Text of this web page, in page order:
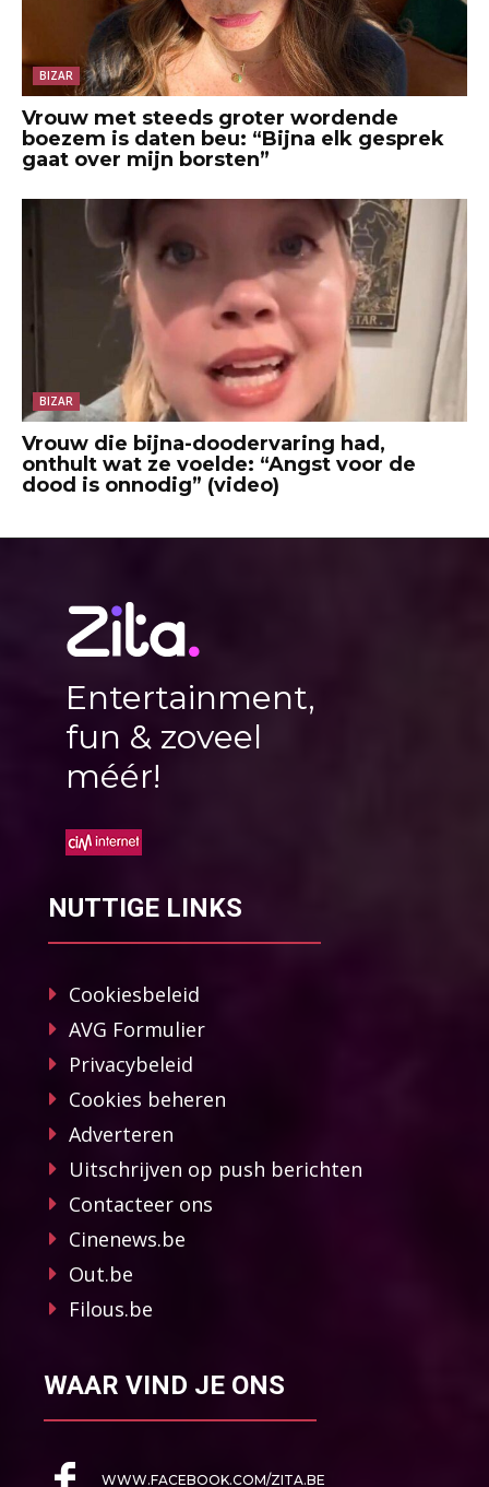
BIZAR
Vrouw met steeds groter wordende
boezem is daten beu: “Bijna elk gesprek
gaat over mijn borsten”
BIZAR
Vrouw die bijna-doodervaring had,
onthult wat ze voelde: “Angst voor de
dood is onnodig” (video)
Entertainment,
fun & zoveel
méér!
NUTTIGE LINKS
Cookiesbeleid
AVG Formulier
Privacybeleid
Cookies beheren
Adverteren
Uitschrijven op push berichten
Contacteer ons
Cinenews.be
Out.be
Filous.be
WAAR VIND JE ONS
WWW.FACEBOOK.COM/ZITA.BE